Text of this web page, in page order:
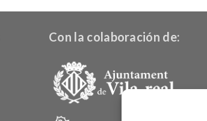
Con la colaboración de: